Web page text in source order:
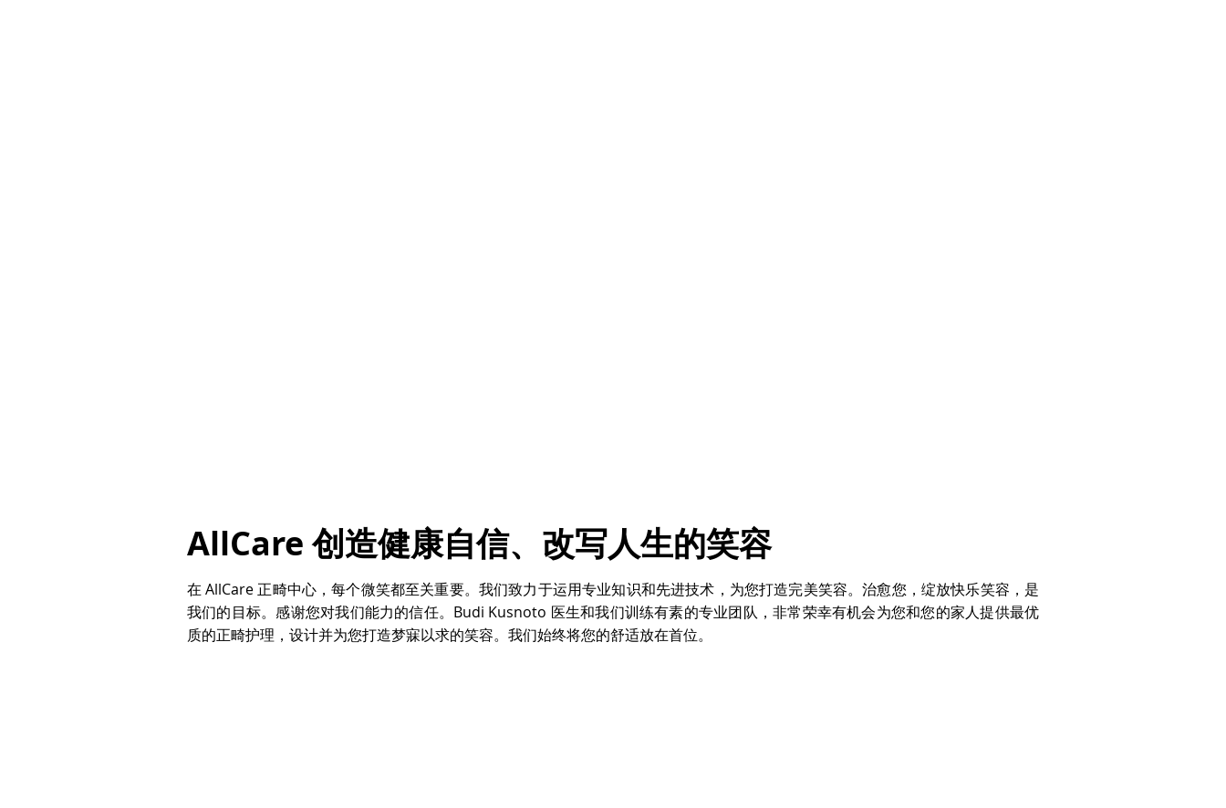
AllCare 创造健康自信、改写人生的笑容
在 AllCare 正畸中心，每个微笑都至关重要。我们致力于运用专业知识和先进技术，为您打造完美笑容。治愈您，绽放快乐笑容，是
我们的目标。感谢您对我们能力的信任。Budi Kusnoto 医生和我们训练有素的专业团队，非常荣幸有机会为您和您的家人提供最优
质的正畸护理，设计并为您打造梦寐以求的笑容。我们始终将您的舒适放在首位。